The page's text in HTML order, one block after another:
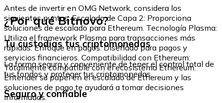
Antes de invertir en OMG Network, considera los
siguientes puntos: Escalado de Capa 2: Proporciona
soluciones de escalado para Ethereum. Tecnología Plasma:
Utiliza el framework Plasma para transacciones más
rápidas. Enfoque en pagos: Diseñado para pagos y
servicios financieros. Compatibilidad con Ethereum:
Totalmente compatible con el ecosistema Ethereum.
Entender su papel en el escalado de Ethereum y las
soluciones de pago te ayudará a tomar decisiones
informadas.
¿Por qué Bitnovo?
Tu custodias tus criptomonedas
La forma segura y conveniente de tener el control total de
tus fondos y proteger tus criptomonedas.
Seguro y confiable